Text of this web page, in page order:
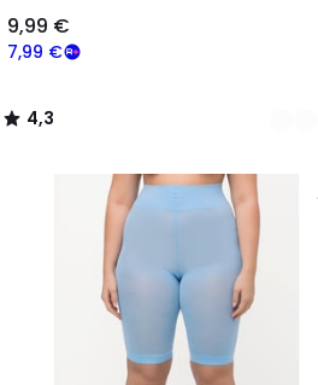
7,99 €
9,99 €
4,3
/